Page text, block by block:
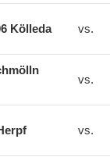
Kölleda vs.
vs.
vs.